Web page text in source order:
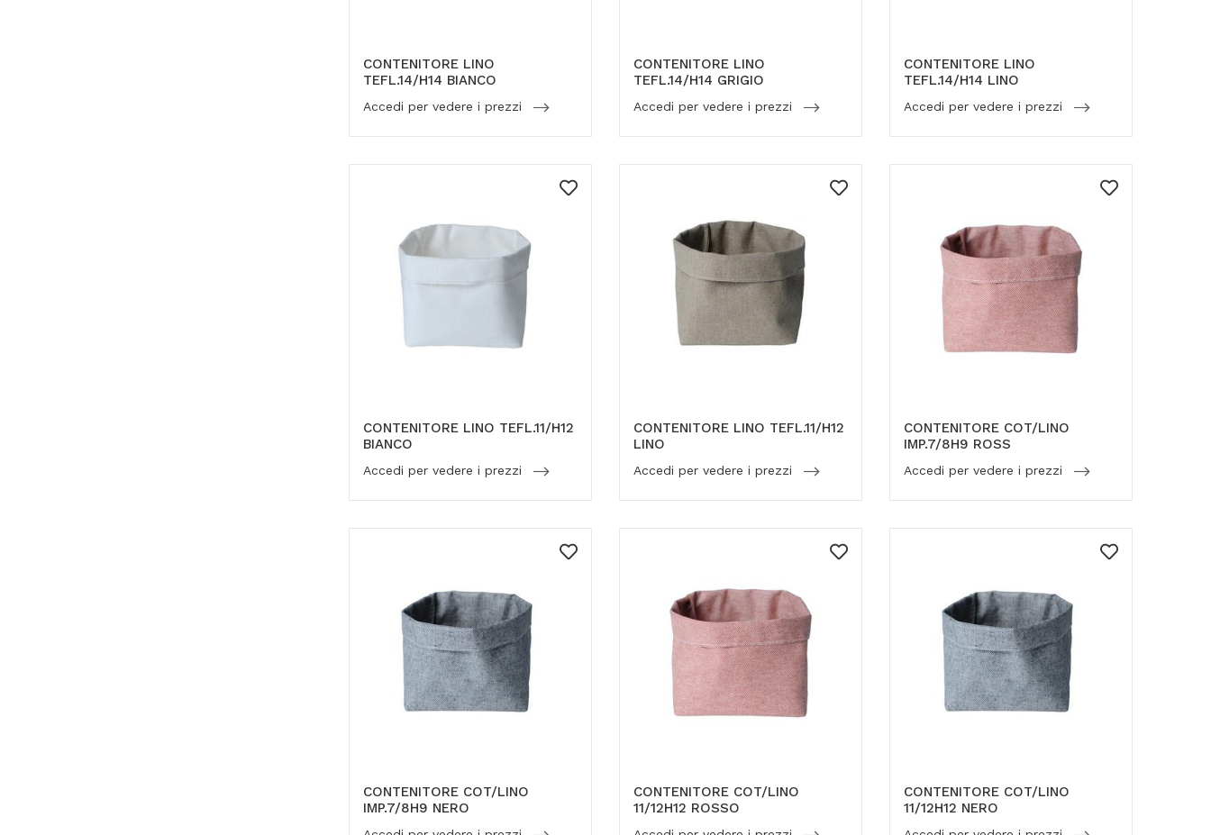
CONTENITORE LINO
TEFL.14/H14 BIANCO
Accedi per vedere i prezzi
CONTENITORE LINO
TEFL.14/H14 GRIGIO
Accedi per vedere i prezzi
CONTENITORE LINO
TEFL.14/H14 LINO
Accedi per vedere i prezzi
CONTENITORE LINO TEFL.11/H12
BIANCO
Accedi per vedere i prezzi
CONTENITORE LINO TEFL.11/H12
LINO
Accedi per vedere i prezzi
CONTENITORE COT/LINO
IMP.7/8H9 ROSS
Accedi per vedere i prezzi
CONTENITORE COT/LINO
IMP.7/8H9 NERO
CONTENITORE COT/LINO
11/12H12 ROSSO
CONTENITORE COT/LINO
11/12H12 NERO